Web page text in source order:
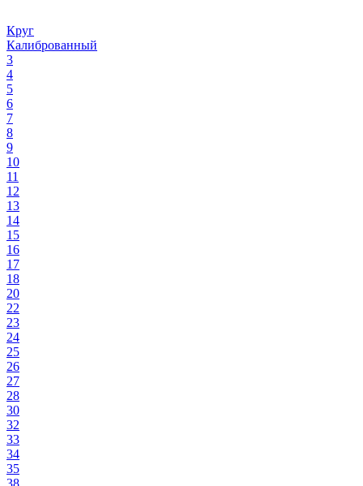
Круг
Калиброванный
3
4
5
6
7
8
9
10
11
12
13
14
15
16
17
18
20
22
23
24
25
26
27
28
30
32
33
34
35
38